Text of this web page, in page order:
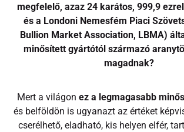
megfelelő, azaz 24 karátos, 999,9
és a Londoni Nemesfém Piaci
Bullion Market Association, LBMA)
minősített gyártótól származó
magadnak?
Mert a világon ez a legmagasabb
és belföldön is ugyanazt az értéket
cserélhető, eladható, kis helyen elfér,